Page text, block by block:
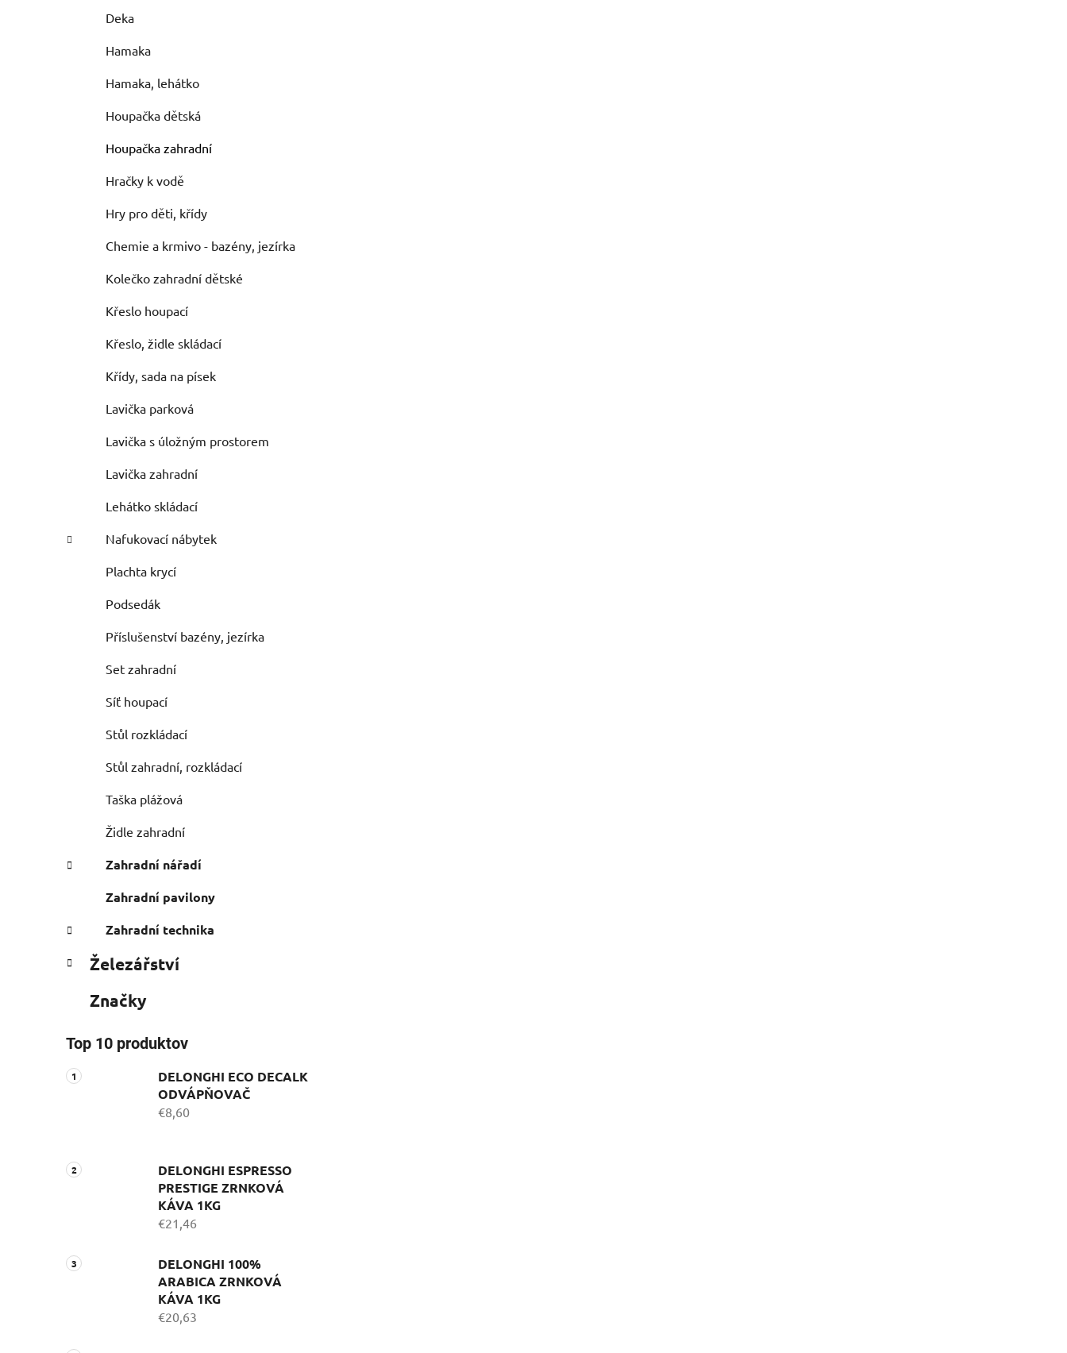
Deka
Hamaka
Hamaka, lehátko
Houpačka dětská
Houpačka zahradní
Hračky k vodě
Hry pro děti, křídy
Chemie a krmivo - bazény, jezírka
Kolečko zahradní dětské
Křeslo houpací
Křeslo, židle skládací
Křídy, sada na písek
Lavička parková
Lavička s úložným prostorem
Lavička zahradní
Lehátko skládací
Nafukovací nábytek
Plachta krycí
Podsedák
Příslušenství bazény, jezírka
Set zahradní
Síť houpací
Stůl rozkládací
Stůl zahradní, rozkládací
Taška plážová
Židle zahradní
Zahradní nářadí
Zahradní pavilony
Zahradní technika
Železářství
Značky
Top 10 produktov
DELONGHI ECO DECALK
ODVÁPŇOVAČ
€8,60
DELONGHI ESPRESSO
PRESTIGE ZRNKOVÁ
KÁVA 1KG
€21,46
DELONGHI 100%
ARABICA ZRNKOVÁ
KÁVA 1KG
€20,63